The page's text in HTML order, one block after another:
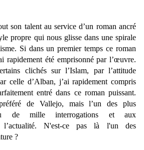
son talent au service d’un roman ancré
propre qui nous glisse dans une spirale
Si dans un premier temps ce roman
rapidement été emprisonné par l’œuvre.
clichés sur l’Islam, par l’attitude
celle d’Alban, j’ai rapidement compris
entré dans ce roman puissant.
de Vallejo, mais l’un des plus
de mille interrogations et aux
l’actualité. N'est-ce pas là l'un des
?